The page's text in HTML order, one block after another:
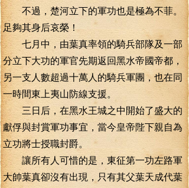
不過，楚河立下的軍功也是極為不菲。
足夠其身后哀榮！
七月中，由葉真率領的騎兵部隊及一部
分立下大功的軍官先期返回黑水帝國帝都，
另一支人數超過十萬人的騎兵軍團，也在同
一時間東上夷山防線支援。
三日后，在黑水王城之中開始了盛大的
獻俘與封賞軍功事宜，當今皇帝陛下親自為
立功將士授職封爵。
讓所有人可惜的是，東征第一功左路軍
大帥葉真卻沒有出現，只有其父葉天成代葉